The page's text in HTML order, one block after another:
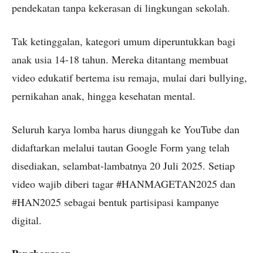
pendekatan tanpa kekerasan di lingkungan sekolah.
Tak ketinggalan, kategori umum diperuntukkan bagi
anak usia 14-18 tahun. Mereka ditantang membuat
video edukatif bertema isu remaja, mulai dari bullying,
pernikahan anak, hingga kesehatan mental.
Seluruh karya lomba harus diunggah ke YouTube dan
didaftarkan melalui tautan Google Form yang telah
disediakan, selambat-lambatnya 20 Juli 2025. Setiap
video wajib diberi tagar #HANMAGETAN2025 dan
#HAN2025 sebagai bentuk partisipasi kampanye
digital.